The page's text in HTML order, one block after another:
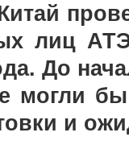
лиц
До
могли
и